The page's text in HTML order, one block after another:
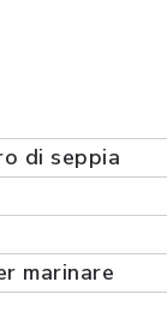
di seppia
marinare